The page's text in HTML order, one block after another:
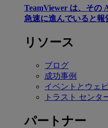
TeamViewer は、その
急速に進んでいると報
リソース
ブログ
成功事例
イベントとウェ
トラスト センタ
パートナー